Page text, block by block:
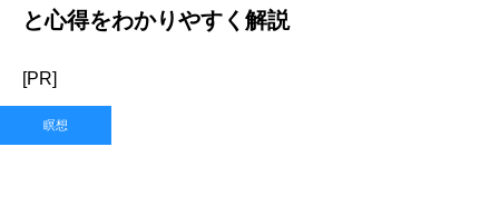
と心得をわかりやすく解説
[PR]
瞑想